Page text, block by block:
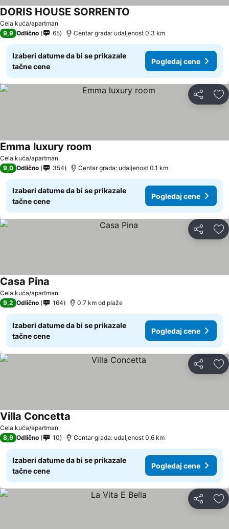
Cela kuća/apartman
DORIS HOUSE SORRENTO
9,9 Odlično 65 Centar grada: udaljenost 0.3 km
Izaberi datume da bi se prikazale
tačne cene
Pogledaj cene
Deli
Cela kuća/apartman
Emma luxury room
9,0 Odlično 354 Centar grada: udaljenost 0.1 km
Izaberi datume da bi se prikazale
tačne cene
Pogledaj cene
Deli
Cela kuća/apartman
Casa Pina
9,2 Odlično 164 0.7 km od plaže
Izaberi datume da bi se prikazale
tačne cene
Pogledaj cene
Deli
Cela kuća/apartman
Villa Concetta
8,9 Odlično 10 Centar grada: udaljenost 0.6 km
Izaberi datume da bi se prikazale
tačne cene
Pogledaj cene
Deli